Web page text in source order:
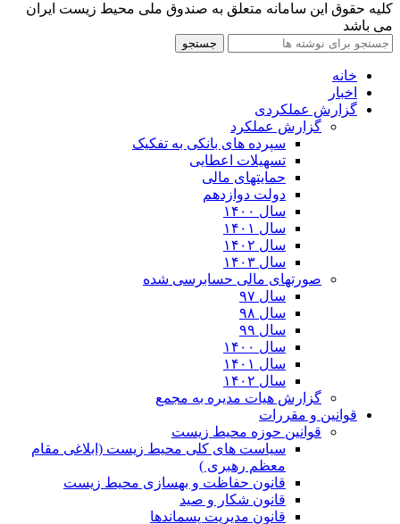
کلیه حقوق این سامانه متعلق به صندوق ملی محیط زیست ایران
می باشد
جستجو
خانه
اخبار
گزارش عملکردی
گزارش عملکرد
سپرده های بانکی به تفکیک
تسهیلات اعطایی
حمایتهای مالی
دولت دوازدهم
سال ۱۴۰۰
سال ۱۴۰۱
سال ۱۴۰۲
سال ۱۴۰۳
صورتهای مالی حسابرسی شده
سال ۹۷
سال ۹۸
سال ۹۹
سال ۱۴۰۰
سال ۱۴۰۱
سال ۱۴۰۲
گزارش هیات مدیره به مجمع
قوانین و مقررات
قوانین حوزه محیط زیست
ﺳﯿﺎﺳﺖ ﻫﺎی ﮐﻠﯽ ﻣﺤﯿﻂ زﯾﺴﺖ (ابلاغی مقام
معظم رهبری )
قانون حفاظت و بهسازی محیط زیست
قانون شکار و صید
قانون مدیریت پسماندها